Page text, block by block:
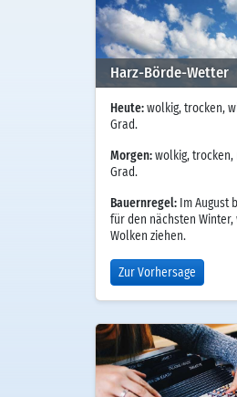
Harz-Börde-Wetter
Heute: wolkig, trocken,
Grad.
Morgen: wolkig, trocken,
Grad.
Bauernregel: Im August
für den nächsten Winter,
Wolken ziehen.
Zur Vorhersage